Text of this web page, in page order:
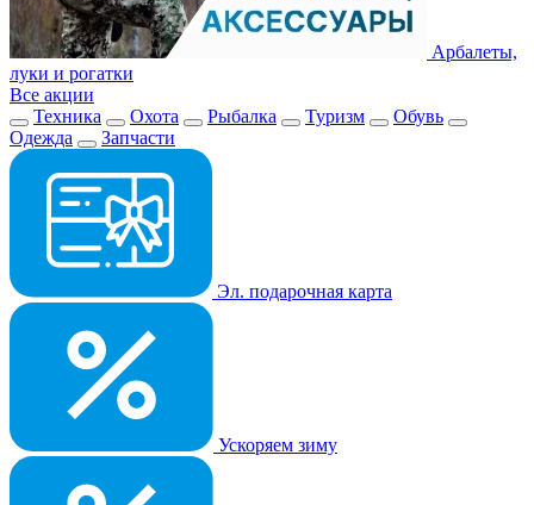
Арбалеты,
луки и рогатки
Все акции
Техника
Охота Рыбалка Туризм
Обувь
Одежда
Запчасти
Эл. подарочная карта
Ускоряем зиму